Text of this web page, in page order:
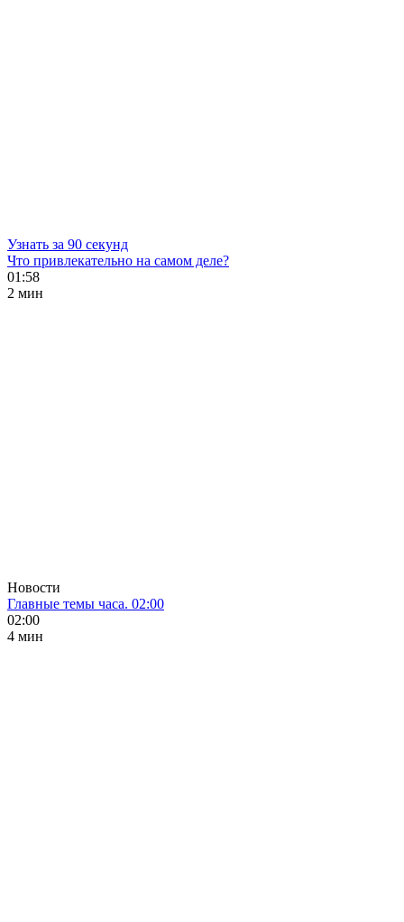
Узнать за 90 секунд
Что привлекательно на самом деле?
01:58
2 мин
Новости
Главные темы часа. 02:00
02:00
4 мин